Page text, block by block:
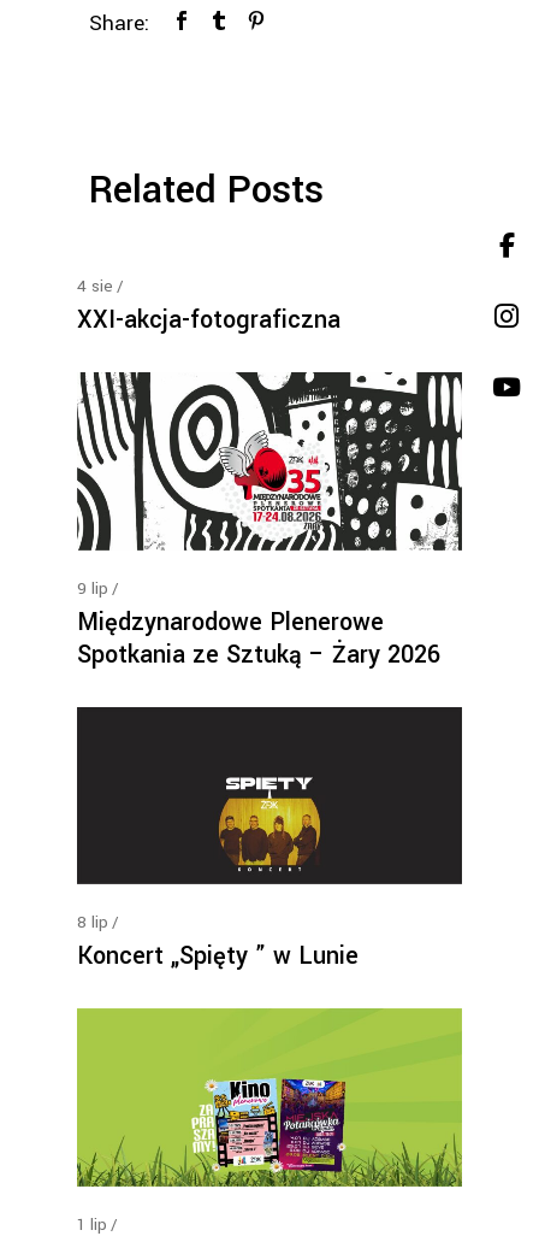
Share:
Related Posts
4 sie
XXI-akcja-fotograficzna
9 lip
Międzynarodowe Plenerowe
Spotkania ze Sztuką – Żary 2026
8 lip
Koncert „Spięty ” w Lunie
1 lip